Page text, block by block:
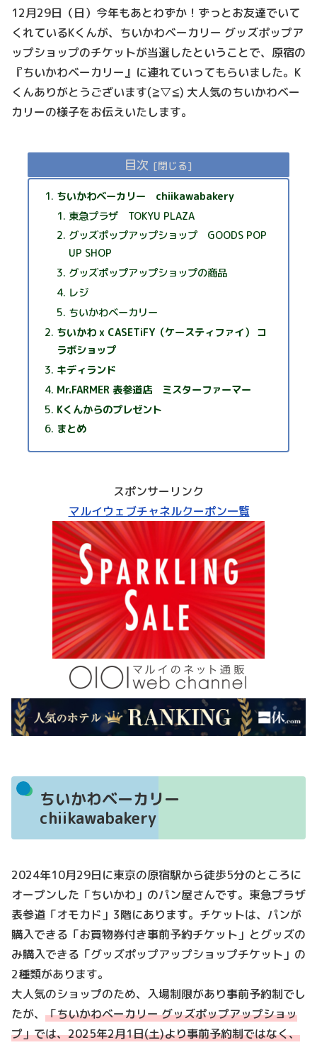
12月29日（日）今年もあとわずか！ずっとお友達でいて
くれているKくんが、ちいかわベーカリー グッズポップア
ップショップのチケットが当選したということで、原宿の
『ちいかわベーカリー』に連れていってもらいました。K
くんありがとうございます(≧▽≦) 大人気のちいかわベー
カリーの様子をお伝えいたします。
目次
ちいかわベーカリー chiikawabakery
東急プラザ TOKYU PLAZA
グッズポップアップショップ GOODS POP
UP SHOP
グッズポップアップショップの商品
レジ
ちいかわベーカリー
ちいかわ x CASETiFY（ケースティファイ） コ
ラボショップ
キディランド
Mr.FARMER 表参道店 ミスターファーマー
Kくんからのプレゼント
まとめ
スポンサーリンク
マルイウェブチャネルクーポン一覧
ちいかわベーカリー
chiikawabakery
2024年10月29日に東京の原宿駅から徒歩5分のところに
オープンした「ちいかわ」のパン屋さんです。東急プラザ
表参道「オモカド」3階にあります。チケットは、パンが
購入できる「お買物券付き事前予約チケット」とグッズの
み購入できる「グッズポップアップショップチケット」の
2種類があります。
大人気のショップのため、入場制限があり事前予約制でし
たが、 「ちいかわベーカリー グッズポップアップショッ
プ」では、2025年2月1日(土)より事前予約制ではなく、